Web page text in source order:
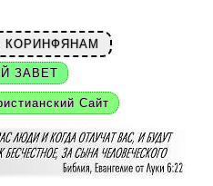
КОРИНФЯНАМ
ЗАВЕТ
Сайт